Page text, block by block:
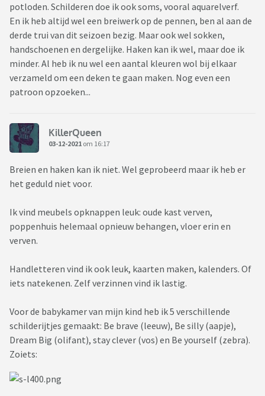
potloden. Schilderen doe ik ook soms, vooral aquarelverf.
En ik heb altijd wel een breiwerk op de pennen, ben al aan de
derde trui van dit seizoen bezig. Maar ook wel sokken,
handschoenen en dergelijke. Haken kan ik wel, maar doe ik
minder. Al heb ik nu wel een aantal kleuren wol bij elkaar
verzameld om een deken te gaan maken. Nog even een
patroon opzoeken...
KillerQueen
03-12-2021 om 16:17
Breien en haken kan ik niet. Wel geprobeerd maar ik heb er
het geduld niet voor.
Ik vind meubels opknappen leuk: oude kast verven,
poppenhuis helemaal opnieuw behangen, vloer erin en
verven.
Handletteren vind ik ook leuk, kaarten maken, kalenders. Of
iets natekenen. Zelf verzinnen vind ik lastig.
Voor de babykamer van mijn kind heb ik 5 verschillende
schilderijtjes gemaakt: Be brave (leeuw), Be silly (aapje),
Dream Big (olifant), stay clever (vos) en Be yourself (zebra).
Zoiets: